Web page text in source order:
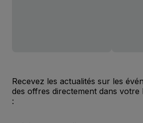
Recevez les actualités sur les
des offres directement dans votre
: